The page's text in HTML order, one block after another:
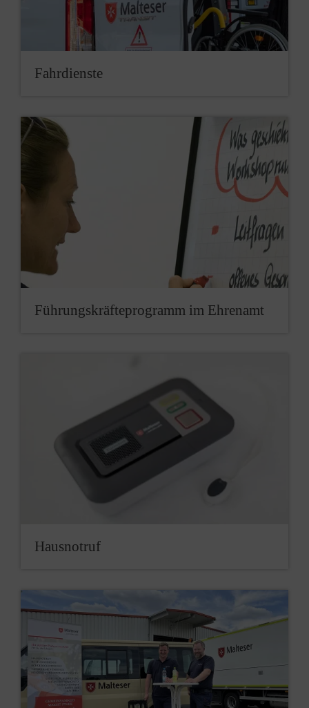
Fahr­diens­te
Füh­rungs­kräfte­programm im Ehrenamt
Haus­not­ruf